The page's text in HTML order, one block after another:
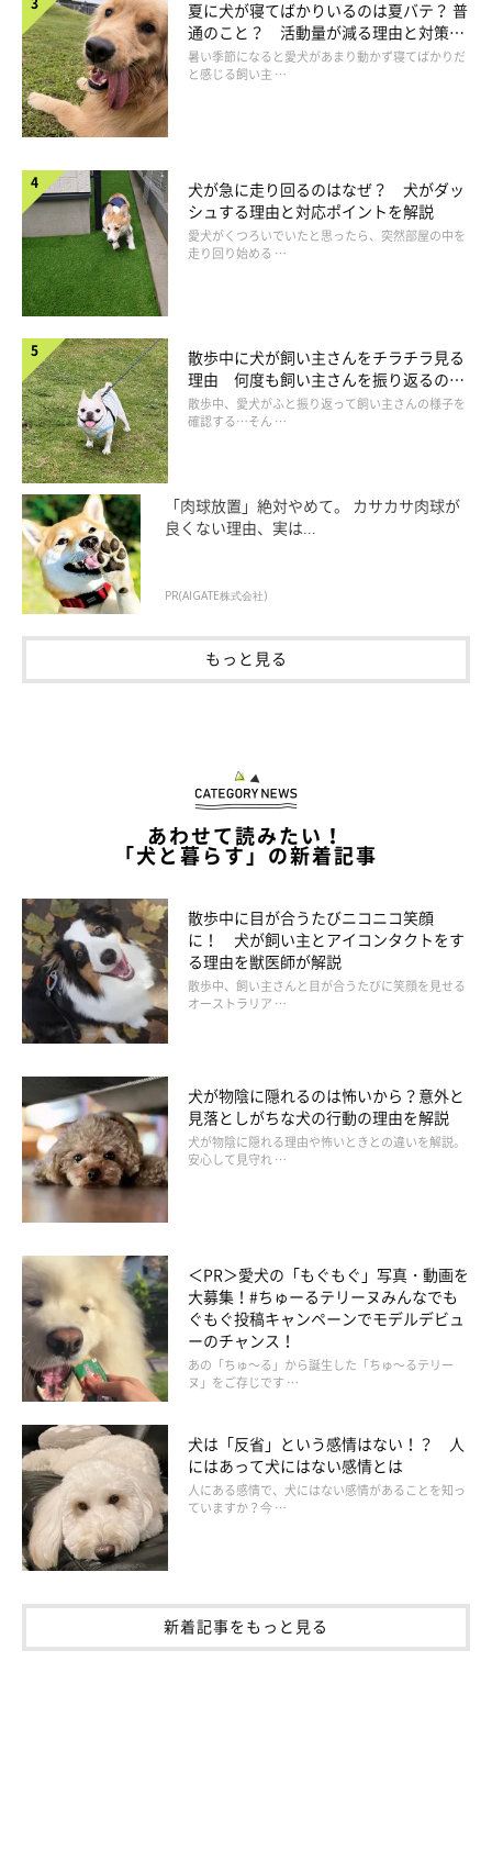
いぬのきもち投稿写真ギャラリー
一般的に、小型犬の散歩量の目安として1日2回、1回15〜30分が
推奨されていますが、犬種によっては、1回につき、30～40分ま
たは40～50分と、長時間の散歩が必要な犬もいます。犬種だけ
でなく、年齢や、その日の愛犬の体調によっても適切な散歩量は
変わってくるもの。散歩から家に帰って、くたっと眠ってしまう
くらいの散歩量であれば、十分だといえるでしょう。
外での散歩に満足していると、お家の中での困った行動が少なく
なる傾向もあるとのことです。愛犬の散歩の時間や距離が愛犬に
ちゃんと合っているか、お散歩をしながら様子を確かめて、調整
いぬのきもち WEB MAGAZINE｜【犬種別】小型犬に散歩は必
要？ 冬も行く？ 量と回数の目安を教えて！
雨の日や夏の暑い日の散歩
夏に犬が寝てばかりいるのは夏バテ？ 普
通のこと？ 活動量が減る理由と対策と
は
暑い季節になると愛犬があまり動かず寝てばかりだ
と感じる飼い主 …
犬が急に走り回るのはなぜ？ 犬がダッ
シュする理由と対応ポイントを解説
愛犬がくつろいでいたと思ったら、突然部屋の中を
走り回り始める …
散歩中に犬が飼い主さんをチラチラ見る
理由 何度も飼い主さんを振り返るのは
なぜ？
散歩中、愛犬がふと振り返って飼い主さんの様子を
確認する…そん …
「肉球放置」絶対やめて。 カサカサ肉球が
良くない理由、実は...
PR(AIGATE株式会社)
もっと見る
あわせて読みたい！
「犬と暮らす」の新着記事
散歩中に目が合うたびニコニコ笑顔
に！ 犬が飼い主とアイコンタクトをす
る理由を獣医師が解説
散歩中、飼い主さんと目が合うたびに笑顔を見せる
オーストラリア …
犬が物陰に隠れるのは怖いから？意外と
見落としがちな犬の行動の理由を解説
犬が物陰に隠れる理由や怖いときとの違いを解説。
安心して見守れ …
＜PR＞愛犬の「もぐもぐ」写真・動画を
大募集！#ちゅーるテリーヌみんなでも
ぐもぐ投稿キャンペーンでモデルデビュ
ーのチャンス！
あの「ちゅ～る」から誕生した「ちゅ～るテリー
ヌ」をご存じです …
犬は「反省」という感情はない！？ 人
にはあって犬にはない感情とは
人にある感情で、犬にはない感情があることを知っ
ていますか？今 …
新着記事をもっと見る